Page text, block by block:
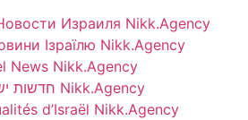
Израиля Nikk.Agency
Ізраїлю Nikk.Agency
News Nikk.Agency
NAnews — חדשות ישראל Nikk.Agency
d’Israël Nikk.Agency